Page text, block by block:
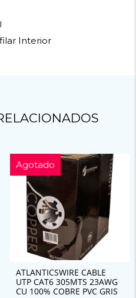
Interior
Agotado
ATLANTICSWIRE CABLE
UTP CAT6 305MTS 23AWG
CU 100% COBRE PVC GRIS